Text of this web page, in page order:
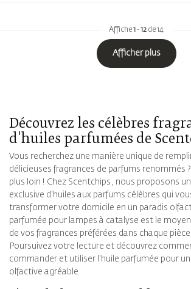
Affiche1-12 de 14
Afficher plus
Découvrez les célèbres
d'huiles parfumées de
Vous recherchez une manière unique de
délicieuses fragrances de parfums renommés
plus loin ! Chez Scentchips, nous proposons
exclusive d'huiles aux parfums célèbres qui
transformer votre domicile en un paradis
parfumée pour lampes à catalyse est le
de vos fragrances préférées dans chaque
Poursuivez votre lecture et découvrez
commander et utiliser l'huile parfumée pour
olfactive agréable.